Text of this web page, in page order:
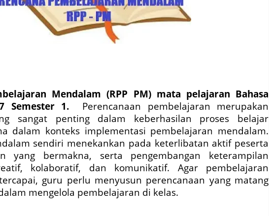
Mendalam (RPP PM) mata pelajaran Bahasa
Semester 1.
Perencanaan pembelajaran merupakan
sangat penting dalam keberhasilan proses belajar
dalam konteks implementasi pembelajaran mendalam.
sendiri menekankan pada keterlibatan aktif peserta
yang bermakna, serta pengembangan keterampilan
kolaboratif, dan komunikatif. Agar pembelajaran
guru perlu menyusun perencanaan yang matang
mengelola pembelajaran di kelas.